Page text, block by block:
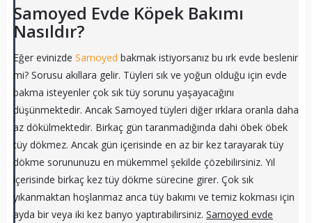
Samoyed Evde Köpek Bakımı
Nasıldır?
Eğer evinizde Samoyed bakmak istiyorsanız bu ırk evde beslenir
mi? Sorusu akıllara gelir. Tüyleri sık ve yoğun olduğu için evde
bakma isteyenler çok sık tüy sorunu yaşayacağını
düşünmektedir. Ancak Samoyed tüyleri diğer ırklara oranla daha
az dökülmektedir. Birkaç gün taranmadığında dahi öbek öbek
tüy dökmez. Ancak gün içerisinde en az bir kez tarayarak tüy
dökme sorununuzu en mükemmel şekilde çözebilirsiniz. Yıl
içerisinde birkaç kez tüy dökme sürecine girer. Çok sık
yıkanmaktan hoşlanmaz anca tüy bakımı ve temiz kokması için
ayda bir veya iki kez banyo yaptırabilirsiniz. Samoyed evde